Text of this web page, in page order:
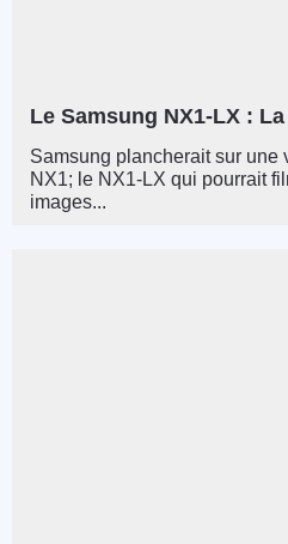
Le Samsung NX1-LX :
Samsung plancherait sur une
NX1; le NX1-LX qui pourrait
images...